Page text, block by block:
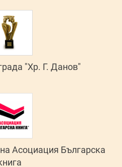
"Хр. Г. Данов"
Асоциация Българска